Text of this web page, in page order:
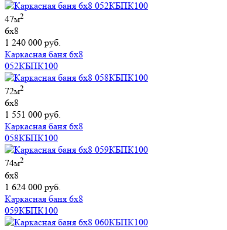
47м2
6х8
1 240 000 руб.
Каркасная баня 6х8
052КБПК100
72м2
6х8
1 551 000 руб.
Каркасная баня 6х8
058КБПК100
74м2
6х8
1 624 000 руб.
Каркасная баня 6х8
059КБПК100